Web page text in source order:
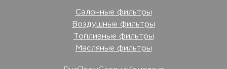
Салонные фильтры
Воздушные фильтры
Топливные фильтры
Масляные фильтры